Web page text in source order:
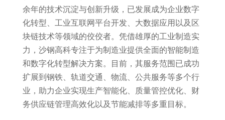
余年的技术沉淀与创新升级，已发展成为企业数字
化转型、工业互联网平台开发、大数据应用以及区
块链技术等领域的佼佼者。凭借雄厚的工业制造实
力，沙钢高科专注于为制造业提供全面的智能制造
和数字化转型解决方案。目前，其服务范围已成功
扩展到钢铁、轨道交通、物流、公共服务等多个行
业，助力企业实现生产智能化、质量管控优化、财
务供应链管理高效化以及节能减排等多重目标。